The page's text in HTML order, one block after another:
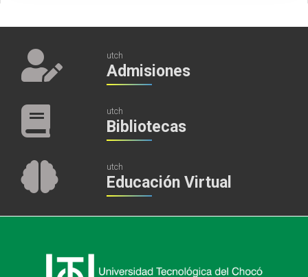
utch
Admisiones
utch
Bibliotecas
utch
Educación Virtual